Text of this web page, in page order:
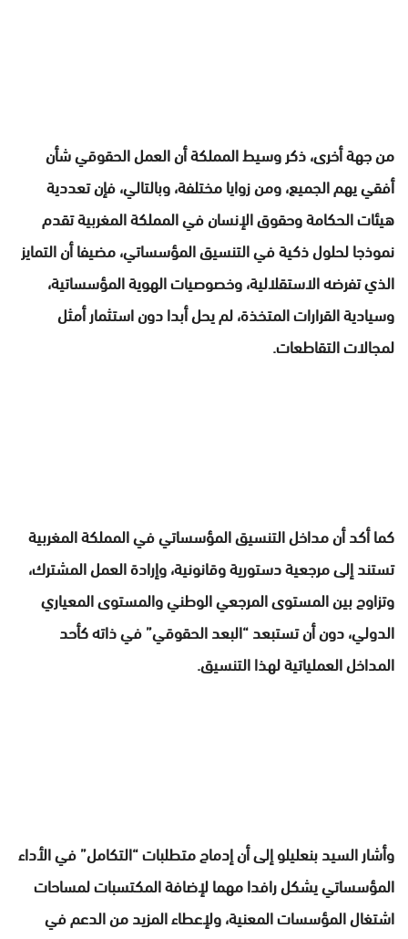
من جهة أخرى، ذكر وسيط المملكة أن العمل الحقوقي شأن
أفقي يهم الجميع، ومن زوايا مختلفة، وبالتالي، فإن تعددية
هيئات الحكامة وحقوق الإنسان في المملكة المغربية تقدم
نموذجا لحلول ذكية في التنسيق المؤسساتي، مضيفا أن التمايز
الذي تفرضه الاستقلالية، وخصوصيات الهوية المؤسساتية،
وسيادية القرارات المتخذة، لم يحل أبدا دون استثمار أمثل
لمجالات التقاطعات.
كما أكد أن مداخل التنسيق المؤسساتي في المملكة المغربية
تستند إلى مرجعية دستورية وقانونية، وإرادة العمل المشترك،
وتزاوج بين المستوى المرجعي الوطني والمستوى المعياري
الدولي، دون أن تستبعد “البعد الحقوقي” في ذاته كأحد
المداخل العملياتية لهذا التنسيق.
وأشار السيد بنعليلو إلى أن إدماج متطلبات “التكامل” في الأداء
المؤسساتي يشكل رافدا مهما لإضافة المكتسبات لمساحات
اشتغال المؤسسات المعنية، ولإعطاء المزيد من الدعم في